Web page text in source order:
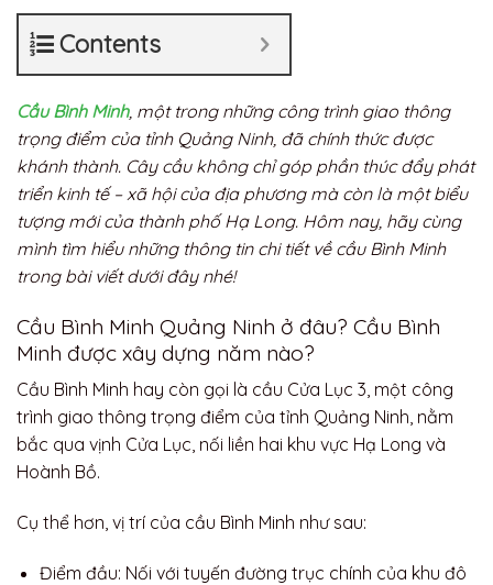
Contents
Cầu Bình Minh, một trong những công trình giao thông
trọng điểm của tỉnh Quảng Ninh, đã chính thức được
khánh thành. Cây cầu không chỉ góp phần thúc đẩy phát
triển kinh tế – xã hội của địa phương mà còn là một biểu
tượng mới của thành phố Hạ Long. Hôm nay, hãy cùng
mình tìm hiểu những thông tin chi tiết về cầu Bình Minh
trong bài viết dưới đây nhé!
Cầu Bình Minh Quảng Ninh ở đâu? Cầu Bình
Minh được xây dựng năm nào?
Cầu Bình Minh hay còn gọi là cầu Cửa Lục 3, một công
trình giao thông trọng điểm của tỉnh Quảng Ninh, nằm
bắc qua vịnh Cửa Lục, nối liền hai khu vực Hạ Long và
Hoành Bồ.
Cụ thể hơn, vị trí của cầu Bình Minh như sau:
Điểm đầu: Nối với tuyến đường trục chính của khu đô